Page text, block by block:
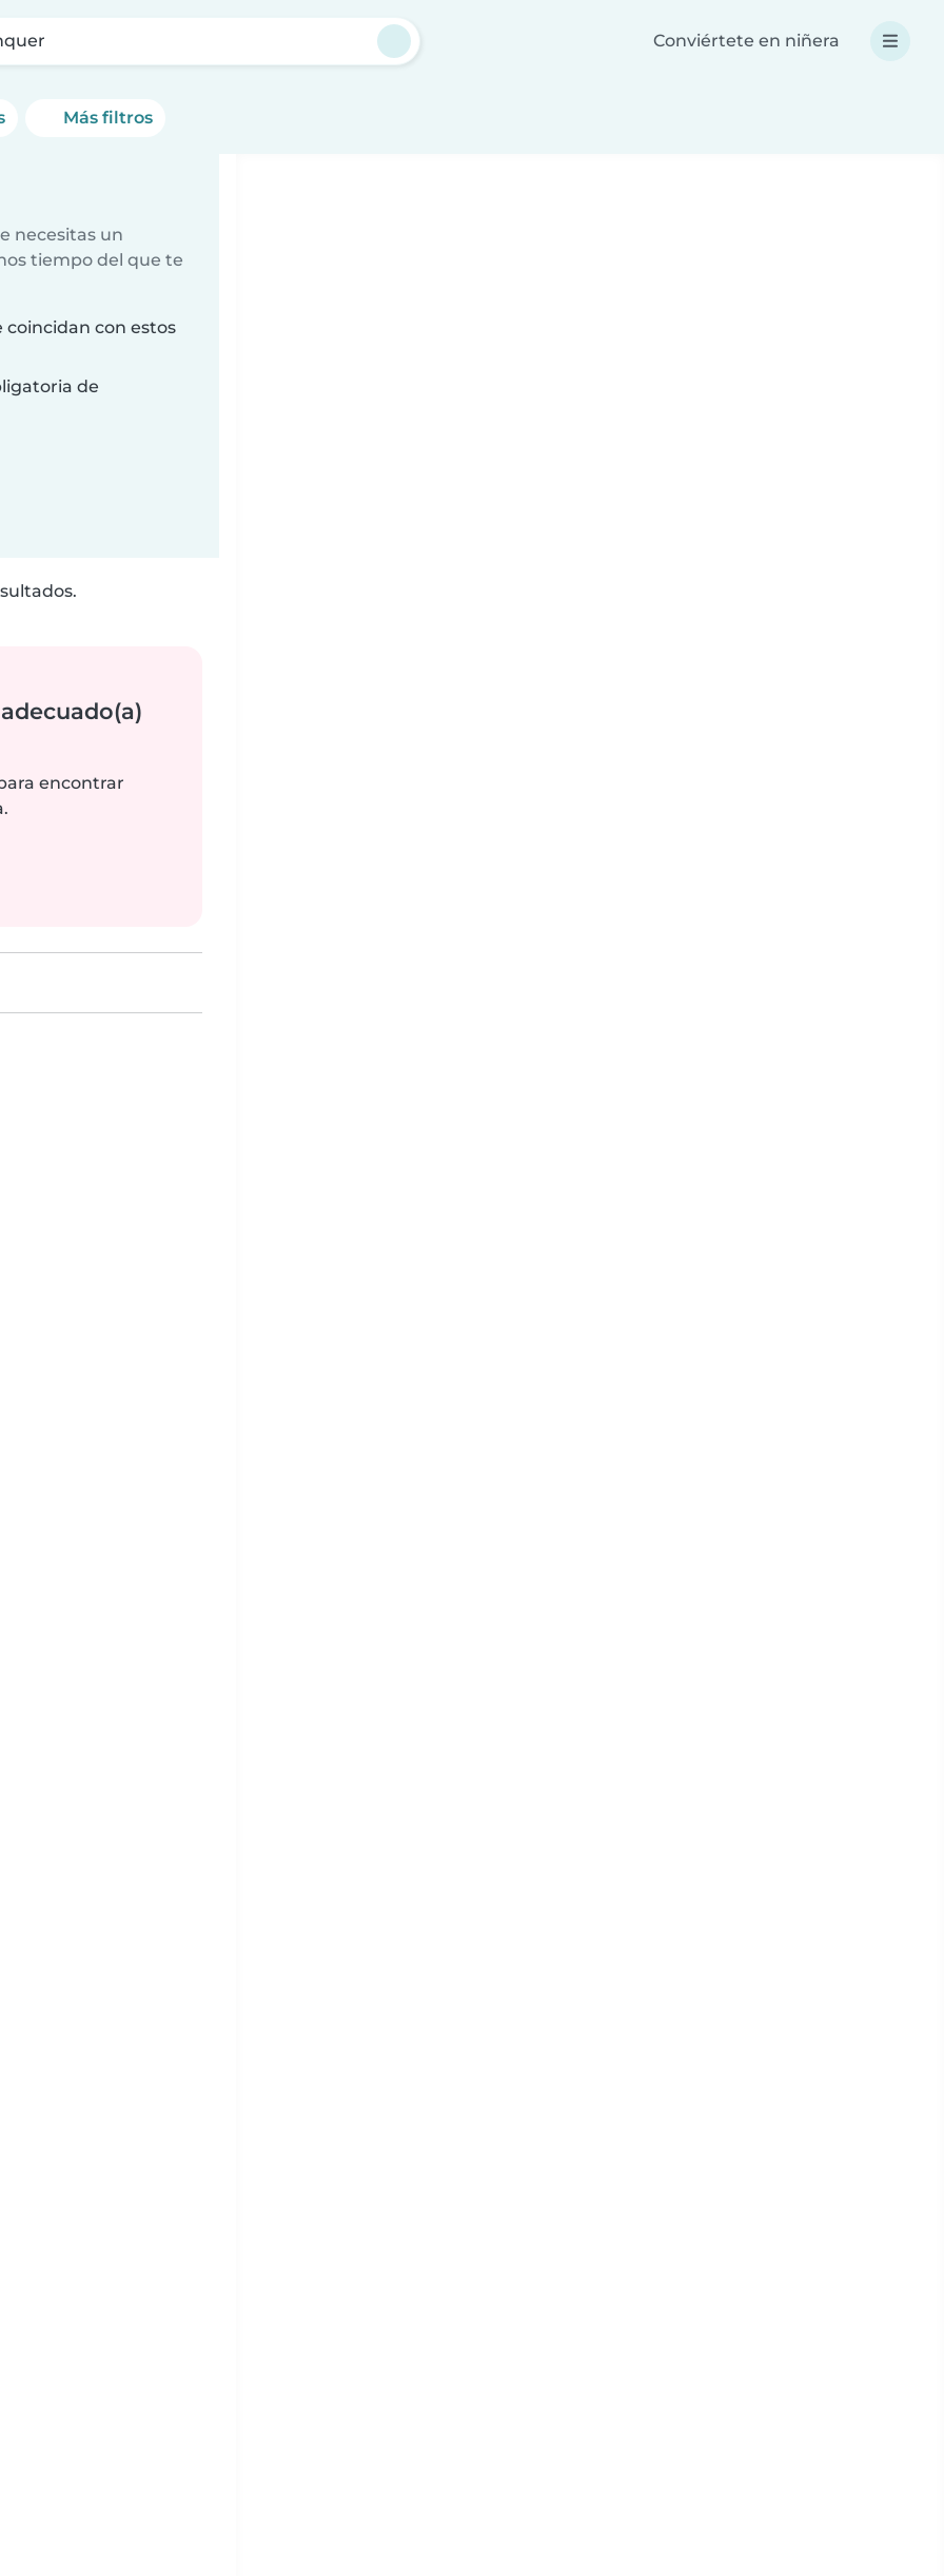
Conviértete en niñera
Más filtros
necesitas un
tiempo del que te
con estos
de
encontrar